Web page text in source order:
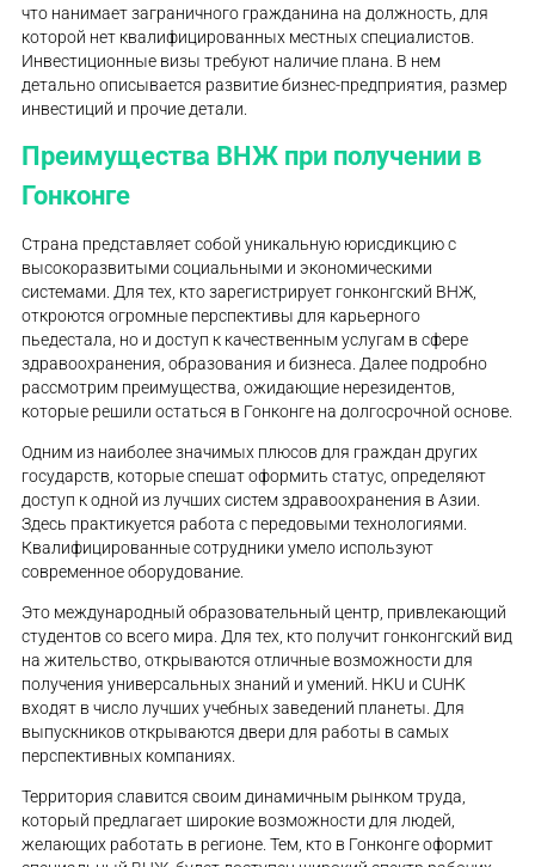
что нанимает заграничного гражданина на должность, для
которой нет квалифицированных местных специалистов.
Инвестиционные визы требуют наличие плана. В нем
детально описывается развитие бизнес-предприятия, размер
инвестиций и прочие детали.
Преимущества ВНЖ при получении в
Гонконге
Страна представляет собой уникальную юрисдикцию с
высокоразвитыми социальными и экономическими
системами. Для тех, кто зарегистрирует гонконгский ВНЖ,
откроются огромные перспективы для карьерного
пьедестала, но и доступ к качественным услугам в сфере
здравоохранения, образования и бизнеса. Далее подробно
рассмотрим преимущества, ожидающие нерезидентов,
которые решили остаться в Гонконге на долгосрочной основе.
Одним из наиболее значимых плюсов для граждан других
государств, которые спешат оформить статус, определяют
доступ к одной из лучших систем здравоохранения в Азии.
Здесь практикуется работа с передовыми технологиями.
Квалифицированные сотрудники умело используют
современное оборудование.
Это международный образовательный центр, привлекающий
студентов со всего мира. Для тех, кто получит гонконгский вид
на жительство, открываются отличные возможности для
получения универсальных знаний и умений. HKU и CUHK
входят в число лучших учебных заведений планеты. Для
выпускников открываются двери для работы в самых
перспективных компаниях.
Территория славится своим динамичным рынком труда,
который предлагает широкие возможности для людей,
желающих работать в регионе. Тем, кто в Гонконге оформит